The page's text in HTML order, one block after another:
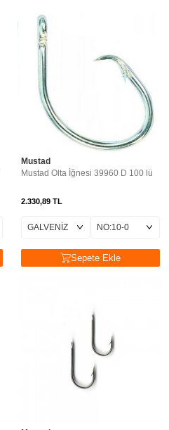
Mustad
Mustad Olta İğnesi 39960 D 100 lü
2.330,89 TL
Sepete Ekle